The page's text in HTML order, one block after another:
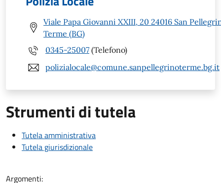
Viale Papa Giovanni XXIII, 20 24016 San
Terme (BG)
0345-25007 (Telefono)
polizialocale@comune.sanpellegrinoterme.bg.it
Strumenti di tutela
Tutela amministrativa
Tutela giurisdizionale
Argomenti: